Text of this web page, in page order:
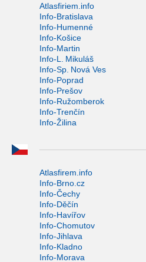
Atlasfiriem.info
Info-Bratislava
Info-Humenné
Info-Košice
Info-Martin
Info-L. Mikuláš
Info-Sp. Nová Ves
Info-Poprad
Info-Prešov
Info-Ružomberok
Info-Trenčín
Info-Žilina
Atlasfirem.info
Info-Brno.cz
Info-Čechy
Info-Děčín
Info-Havířov
Info-Chomutov
Info-Jihlava
Info-Kladno
Info-Morava